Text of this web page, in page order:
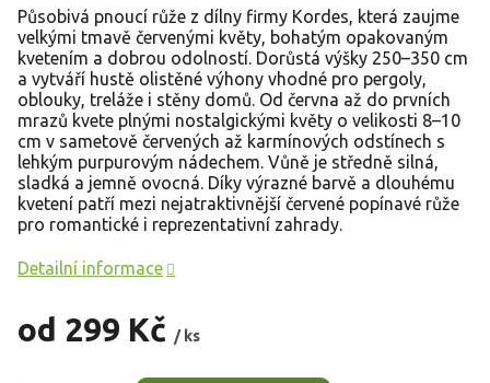
od 299 Kč / ks
Působivá pnoucí růže z dílny firmy Kordes, která zaujme
velkými tmavě červenými květy, bohatým opakovaným
kvetením a dobrou odolností. Dorůstá výšky 250–350 cm
a vytváří hustě olistěné výhony vhodné pro pergoly,
oblouky, treláže i stěny domů. Od června až do prvních
mrazů kvete plnými nostalgickými květy o velikosti 8–10
cm v sametově červených až karmínových odstínech s
lehkým purpurovým nádechem. Vůně je středně silná,
sladká a jemně ovocná. Díky výrazné barvě a dlouhému
kvetení patří mezi nejatraktivnější červené popínavé růže
pro romantické i reprezentativní zahrady.
Detailní informace